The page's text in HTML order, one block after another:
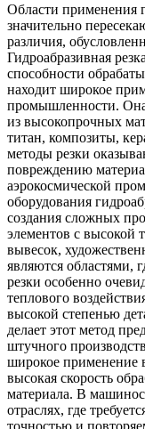
Области применения
значительно
различия,
Гидроабразивная
способности
находит широкое
промышленности. Она
из высокопрочных
титан, композиты,
методы резки
повреждению
аэрокосмической
оборудования
создания сложных
элементов с высокой
вывесок,
являются областями,
резки особенно
теплового
высокой степенью
делает этот метод
штучного
широкое применение
высокая скорость
материала. В
отраслях, где
точностью и